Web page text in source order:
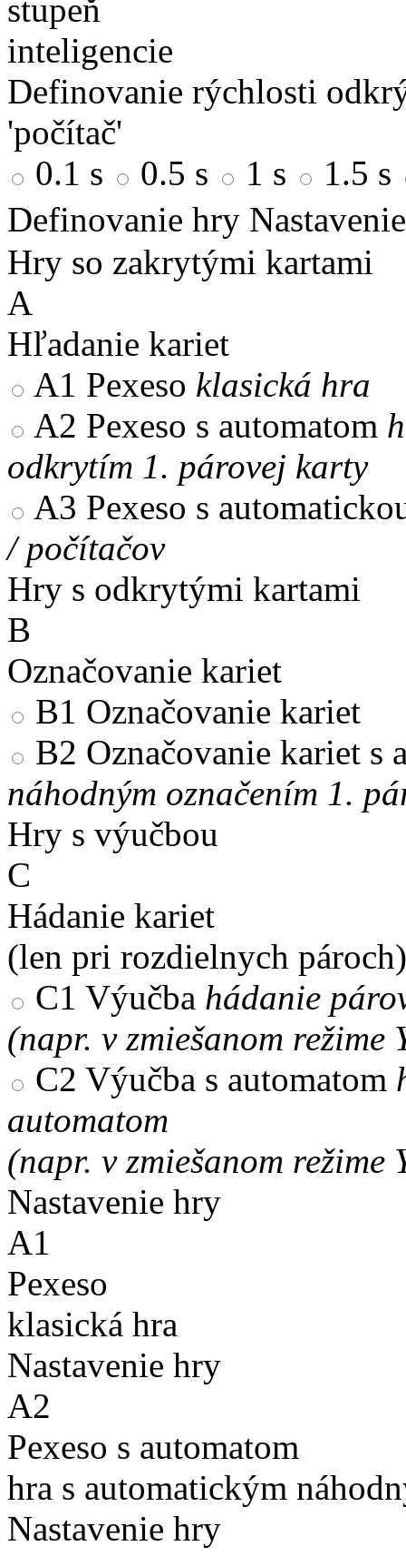
stupeň
inteligencie
Definovanie rýchlosti
'počítač'
0.1 s
0.5 s 1 s
1.5 s
Definovanie hry
Hry so zakrytými kartami
A
Hľadanie kariet
A1 Pexeso klasická hra
A2 Pexeso s automatom
odkrytím 1. párovej karty
A3 Pexeso s
/ počítačov
Hry s odkrytými kartami
B
Označovanie kariet
B1 Označovanie kariet
B2 Označovanie kariet s
náhodným označením 1.
Hry s výučbou
C
Hádanie kariet
(len pri rozdielnych pároch)
C1 Výučba hádanie
(napr. v zmiešanom režime
C2 Výučba s automatom
automatom
(napr. v zmiešanom režime
Nastavenie hry
A1
Pexeso
klasická hra
Nastavenie hry
A2
Pexeso s automatom
hra s automatickým
Nastavenie hry